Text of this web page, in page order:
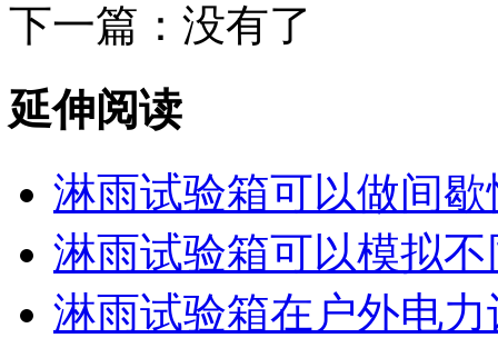
下一篇：没有了
延伸阅读
淋雨试验箱可以做间歇
淋雨试验箱可以模拟不
淋雨试验箱在户外电力